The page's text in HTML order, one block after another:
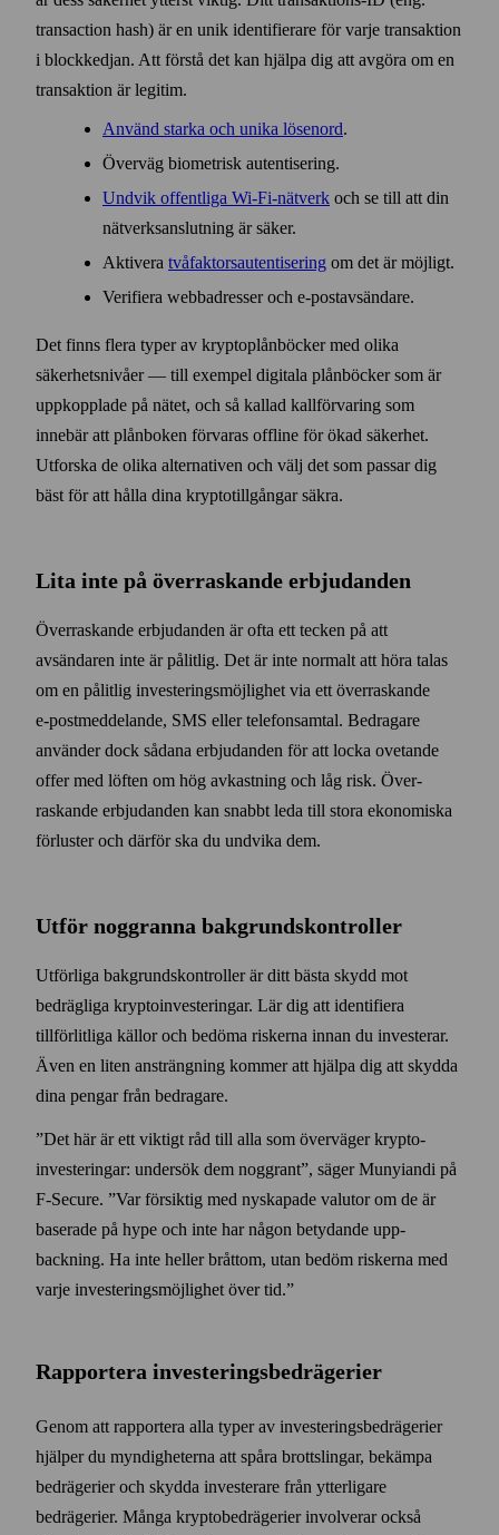
trans­action hash) är en unik identifierare för varje trans­aktion
i block­kedjan. Att förstå det kan hjälpa dig att avgöra om en
trans­aktion är legitim.
Använd starka och unika lösenord.
Överväg biometrisk autentisering.
Undvik offentliga Wi-Fi-nätverk och se till att din
nätverks­anslutning är säker.
Aktivera tvåfaktors­autentisering om det är möjligt.
Verifiera webbadresser och e‑post­avsändare.
Det finns flera typer av krypto­plån­böcker med olika
säkerhets­nivåer — till exempel digitala plån­böcker som är
upp­kopplade på nätet, och så kallad kall­förvaring som
innebär att plån­boken förvaras offline för ökad säkerhet.
Utforska de olika alternativen och välj det som passar dig
bäst för att hålla dina krypto­tillgångar säkra.
Lita inte på överraskande erbjudanden
Överraskande erbjudanden är ofta ett tecken på att
avsändaren inte är pålitlig. Det är inte normalt att höra talas
om en pålitlig investerings­möjlighet via ett över­raskande
e‑post­meddelande, SMS eller telefon­samtal. Bedragare
använder dock sådana erbjudanden för att locka ovetande
offer med löften om hög avkastning och låg risk. Över­
raskande erbjudanden kan snabbt leda till stora ekonomiska
förluster och därför ska du undvika dem.
Utför noggranna bakgrunds­kontroller
Utförliga bakgrunds­kontroller är ditt bästa skydd mot
bedrägliga krypto­investeringar. Lär dig att identifiera
tillförlitliga källor och bedöma riskerna innan du investerar.
Även en liten ansträngning kommer att hjälpa dig att skydda
dina pengar från bedragare.
”Det här är ett viktigt råd till alla som över­väger krypto­
investeringar: under­sök dem noggrant”, säger Munyiandi på
F‑Secure. ”Var försiktig med nyskapade valutor om de är
baserade på hype och inte har någon betydande upp­
backning. Ha inte heller bråttom, utan bedöm riskerna med
varje investerings­möjlighet över tid.”
Rapportera investerings­bedrägerier
Genom att rapportera alla typer av investerings­bedrägerier
hjälper du myndigheterna att spåra brottslingar, bekämpa
bedrägerier och skydda investerare från ytterligare
bedrägerier. Många krypto­bedrägerier involverar också